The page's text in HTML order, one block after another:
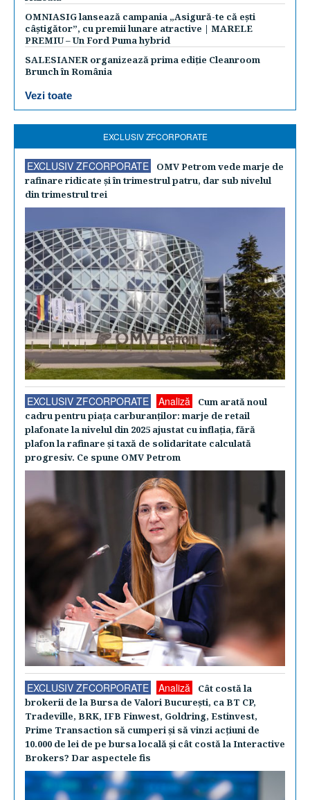
OMNIASIG lansează campania „Asigură-te că ești
câștigător”, cu premii lunare atractive | MARELE
PREMIU – Un Ford Puma hybrid
SALESIANER organizează prima ediție Cleanroom
Brunch în România
Vezi toate
EXCLUSIV ZFCORPORATE
EXCLUSIV ZFCORPORATE
OMV Petrom vede marje de
rafinare ridicate şi în trimestrul patru, dar sub nivelul
din trimestrul trei
EXCLUSIV ZFCORPORATE Analiză
Cum arată noul
cadru pentru piaţa carburanţilor: marje de retail
plafonate la nivelul din 2025 ajustat cu inflaţia, fără
plafon la rafinare şi taxă de solidaritate calculată
progresiv. Ce spune OMV Petrom
EXCLUSIV ZFCORPORATE Analiză
Cât costă la
brokerii de la Bursa de Valori Bucureşti, ca BT CP,
Tradeville, BRK, IFB Finwest, Goldring, Estinvest,
Prime Transaction să cumperi şi să vinzi acţiuni de
10.000 de lei de pe bursa locală şi cât costă la Interactive
Brokers? Dar aspectele fis